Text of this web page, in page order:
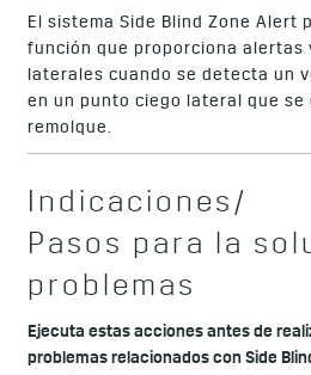
El sistema Side Blind Zone Alert
función que proporciona alertas
laterales cuando se detecta un
en un punto ciego lateral que
remolque.
Indicaciones/
Pasos para la
problemas
Ejecuta estas acciones antes de
problemas relacionados con Side